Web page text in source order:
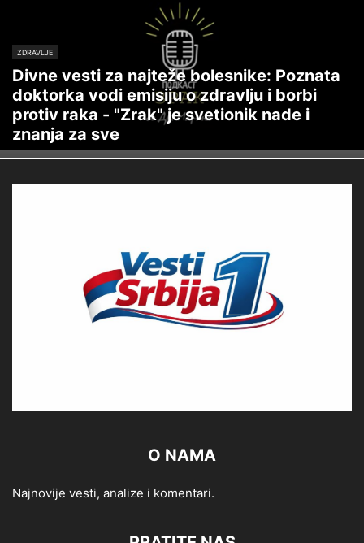
ZDRAVLJE
Divne vesti za najteže bolesnike: Poznata
doktorka vodi emisiju o zdravlju i borbi
protiv raka - "Zrak" je svetionik nade i
znanja za sve
O NAMA
Najnovije vesti, analize i komentari.